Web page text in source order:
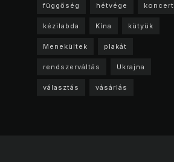
függőség hétvége koncert
kézilabda Kína kütyük
Menekültek plakát
rendszerváltás Ukrajna
választás vásárlás